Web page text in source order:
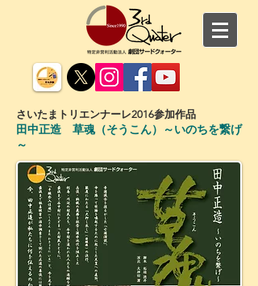
さいたまトリエンナーレ2016参加作品
田中正造 草魂（そうこん）～いのちを繋げ
～